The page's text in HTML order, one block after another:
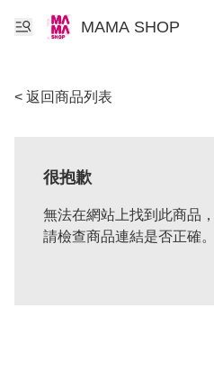
MAMA SHOP
< 返回商品列表
很抱歉
無法在網站上找到此商品
請檢查商品連結是否正確。